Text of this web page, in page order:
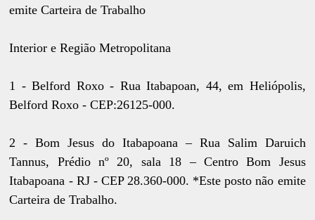
emite Carteira de Trabalho
Interior e Região Metropolitana
1 - Belford Roxo - Rua Itabapoan, 44, em Heliópolis,
Belford Roxo - CEP:26125-000.
2 - Bom Jesus do Itabapoana – Rua Salim Daruich
Tannus, Prédio nº 20, sala 18 – Centro Bom Jesus
Itabapoana - RJ - CEP 28.360-000. *Este posto não emite
Carteira de Trabalho.